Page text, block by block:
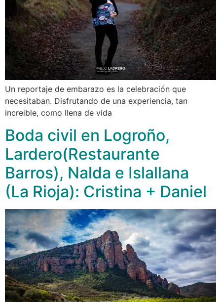
Un reportaje de embarazo es la celebración que
necesitaban. Disfrutando de una experiencia, tan
increible, como llena de vida
Boda civil en Logroño,
Lardero(Restaurante
Barros), Nalda e Islallana
(La Rioja): Cristina + Daniel